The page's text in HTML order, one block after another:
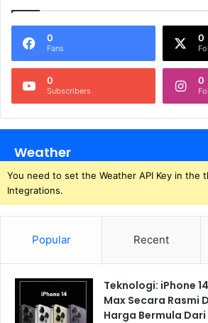
0
Fans
0
0
Subscribers
0
Weather
You need to set the Weather API Key in the
Integrations.
Popular Recent
Teknologi: iPhone
Max Secara Rasmi
Harga Bermula Dari